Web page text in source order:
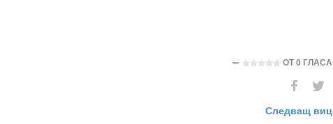
ОТ0 ГЛАСА
Следващ виц